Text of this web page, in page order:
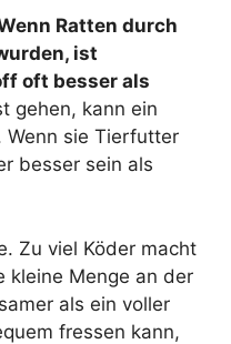
Ratten durch
ist
oft besser als
gehen, kann ein
Wenn sie Tierfutter
besser sein als
Zu viel Köder macht
kleine Menge an der
als ein voller
fressen kann,